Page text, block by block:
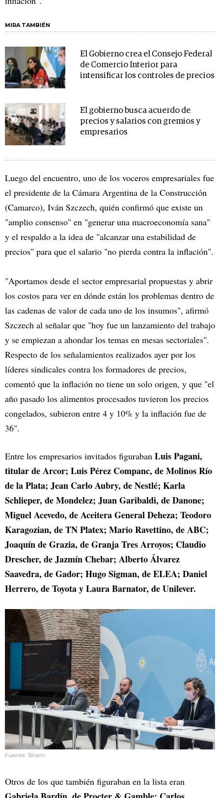
MIRA TAMBIÉN
El Gobierno crea el Consejo Federal
de Comercio Interior para
intensificar los controles de precios
El gobierno busca acuerdo de
precios y salarios con gremios y
empresarios
Luego del encuentro, uno de los voceros empresariales fue
el presidente de la Cámara Argentina de la Construcción
(Camarco), Iván Szczech, quién confirmó que existe un
"amplio consenso" en "generar una macroeconomía sana"
y el respaldo a la idea de "alcanzar una estabilidad de
precios" para que el salario "no pierda contra la inflación".
"Aportamos desde el sector empresarial propuestas y abrir
los costos para ver en dónde están los problemas dentro de
las cadenas de valor de cada uno de los insumos", afirmó
Szczech al señalar que "hoy fue un lanzamiento del trabajo
y se empiezan a ahondar los temas en mesas sectoriales".
Respecto de los señalamientos realizados ayer por los
líderes sindicales contra los formadores de precios,
comentó que la inflación no tiene un solo origen, y que "el
año pasado los alimentos procesados tuvieron los precios
congelados, subieron entre 4 y 10% y la inflación fue de
36".
Entre los empresarios invitados figuraban Luis Pagani,
titular de Arcor; Luis Pérez Companc, de Molinos Río
de la Plata; Jean Carlo Aubry, de Nestlé; Karla
Schlieper, de Mondelez; Juan Garibaldi, de Danone;
Miguel Acevedo, de Aceitera General Deheza; Teodoro
Karagozian, de TN Platex; Mario Ravettino, de ABC;
Joaquín de Grazia, de Granja Tres Arroyos; Claudio
Drescher, de Jazmín Chebar; Alberto Álvarez
Saavedra, de Gador; Hugo Sigman, de ELEA; Daniel
Herrero, de Toyota y Laura Barnator, de Unilever.
Fuente: Télam.
Otros de los que también figuraban en la lista eran